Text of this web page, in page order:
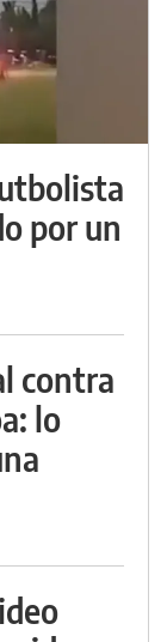
por un
contra
lo